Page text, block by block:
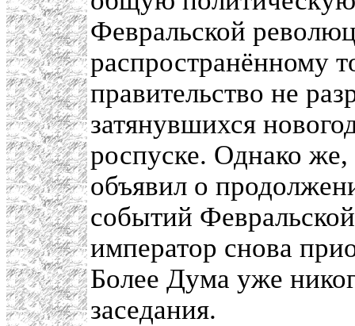
Февральской
распространённому
правительство не
затянувшихся
роспуске. Однако же,
объявил о
событий
император снова
Более Дума уже
заседания.